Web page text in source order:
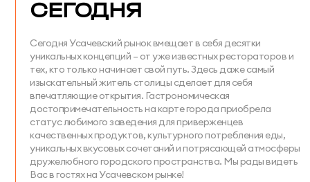
СЕГОДНЯ
Сегодня Усачевский рынок вмещает в себя десятки
уникальных концепций – от уже известных рестораторов и
тех, кто только начинает свой путь. Здесь даже самый
изыскательный житель столицы сделает для себя
впечатляющие открытия. Гастрономическая
достопримечательность на карте города приобрела
статус любимого заведения для приверженцев
качественных продуктов, культурного потребления еды,
уникальных вкусовых сочетаний и потрясающей атмосферы
дружелюбного городского пространства. Мы рады видеть
Вас в гостях на Усачевском рынке!